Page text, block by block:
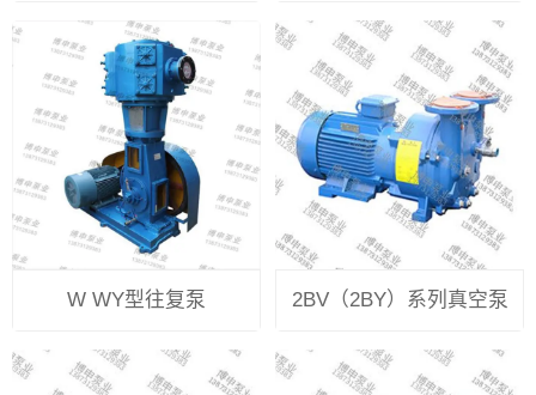
W WY型往复泵 2BV（2BY）系列真空泵